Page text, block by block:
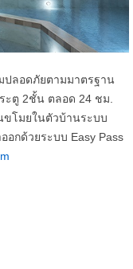
ปลอดภัยตามมาตรฐาน
ะตู 2ชั้น ตลอด 24 ชม.
ขโมยในตัวบ้านระบบ
อกด้วยระบบ Easy Pass